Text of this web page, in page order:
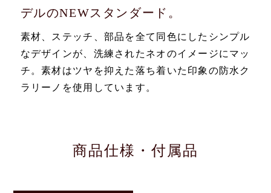
デルのNEWスタンダード。
素材、ステッチ、部品を全て同色にしたシンプル
なデザインが、洗練されたネオのイメージにマッ
チ。素材はツヤを抑えた落ち着いた印象の防水ク
ラリーノを使用しています。
商品仕様・付属品